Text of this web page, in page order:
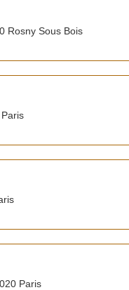
Rosny Sous Bois
Paris